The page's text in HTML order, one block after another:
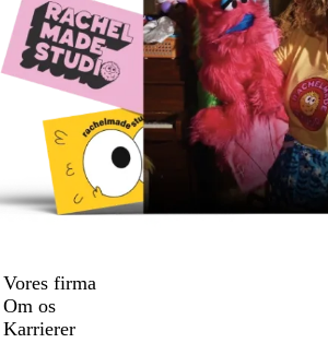
Vores firma
Om os
Karrierer